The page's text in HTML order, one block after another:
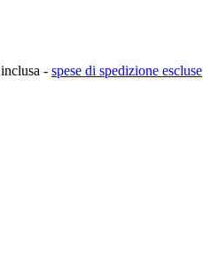
- spese di spedizione escluse